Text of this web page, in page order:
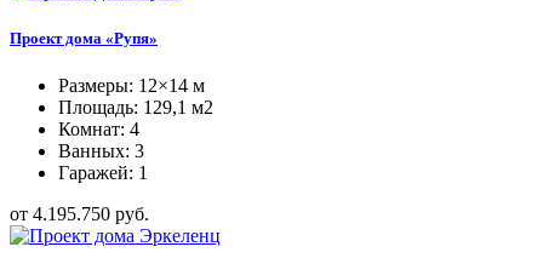
Проект дома «Рупя»
Размеры: 12×14 м
Площадь: 129,1 м2
Комнат: 4
Ванных: 3
Гаражей: 1
от 4.195.750 руб.